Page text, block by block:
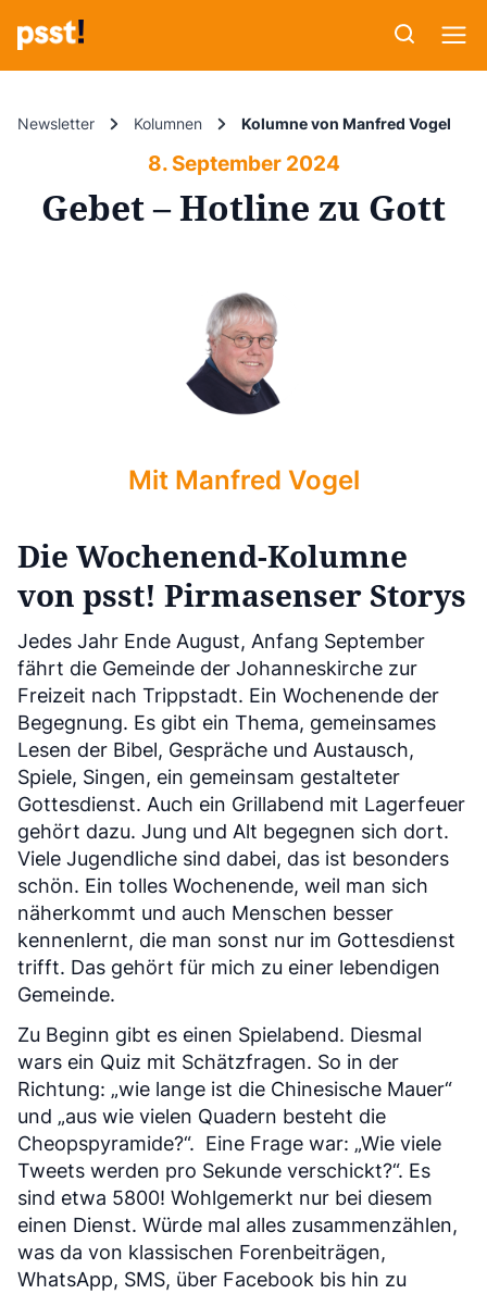
Newsletter Kolumnen Kolumne von Manfred Vogel
8. September 2024
Gebet – Hotline zu Gott
Mit Manfred Vogel
Die Wochenend-Kolumne
von psst! Pirmasenser Storys
Jedes Jahr Ende August, Anfang September
fährt die Gemeinde der Johanneskirche zur
Freizeit nach Trippstadt. Ein Wochenende der
Begegnung. Es gibt ein Thema, gemeinsames
Lesen der Bibel, Gespräche und Austausch,
Spiele, Singen, ein gemeinsam gestalteter
Gottesdienst. Auch ein Grillabend mit Lagerfeuer
gehört dazu. Jung und Alt begegnen sich dort.
Viele Jugendliche sind dabei, das ist besonders
schön. Ein tolles Wochenende, weil man sich
näherkommt und auch Menschen besser
kennenlernt, die man sonst nur im Gottesdienst
trifft. Das gehört für mich zu einer lebendigen
Gemeinde.
Zu Beginn gibt es einen Spielabend. Diesmal
wars ein Quiz mit Schätzfragen. So in der
Richtung: „wie lange ist die Chinesische Mauer“
und „aus wie vielen Quadern besteht die
Cheopspyramide?“. Eine Frage war: „Wie viele
Tweets werden pro Sekunde verschickt?“. Es
sind etwa 5800! Wohlgemerkt nur bei diesem
einen Dienst. Würde mal alles zusammenzählen,
was da von klassischen Forenbeiträgen,
WhatsApp, SMS, über Facebook bis hin zu